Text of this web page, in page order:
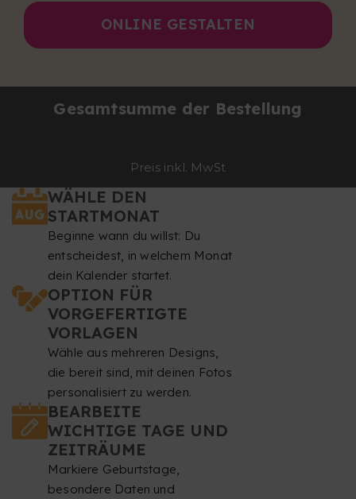
ONLINE GESTALTEN
Gesamtsumme der Bestellung
Preis inkl. MwSt
WÄHLE DEN
STARTMONAT
Beginne wann du willst: Du
entscheidest, in welchem Monat
dein Kalender startet.
OPTION FÜR
VORGEFERTIGTE
VORLAGEN
Wähle aus mehreren Designs,
die bereit sind, mit deinen Fotos
personalisiert zu werden.
BEARBEITE
WICHTIGE TAGE UND
ZEITRÄUME
Markiere Geburtstage,
besondere Daten und